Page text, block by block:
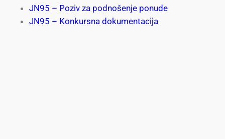
JN95 – Poziv za podnošenje ponude
JN95 – Konkursna dokumentacija